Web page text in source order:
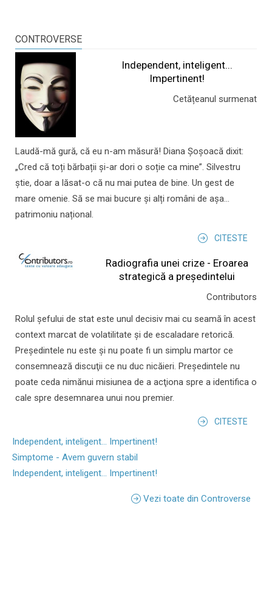
CONTROVERSE
Independent, inteligent...
Impertinent!
Cetățeanul surmenat
Laudă-mă gură, că eu n-am măsură! Diana Șoșoacă dixit:
„Cred că toți bărbații și-ar dori o soție ca mine”. Silvestru
știe, doar a lăsat-o că nu mai putea de bine. Un gest de
mare omenie. Să se mai bucure și alți români de așa...
patrimoniu național.
CITESTE
Radiografia unei crize - Eroarea
strategică a președintelui
Contributors
Rolul şefului de stat este unul decisiv mai cu seamă în acest
context marcat de volatilitate şi de escaladare retorică.
Preşedintele nu este şi nu poate fi un simplu martor ce
consemnează discuţii ce nu duc nicăieri. Preşedintele nu
poate ceda nimănui misiunea de a acţiona spre a identifica o
cale spre desemnarea unui nou premier.
CITESTE
Independent, inteligent... Impertinent!
Simptome - Avem guvern stabil
Independent, inteligent... Impertinent!
Vezi toate din Controverse